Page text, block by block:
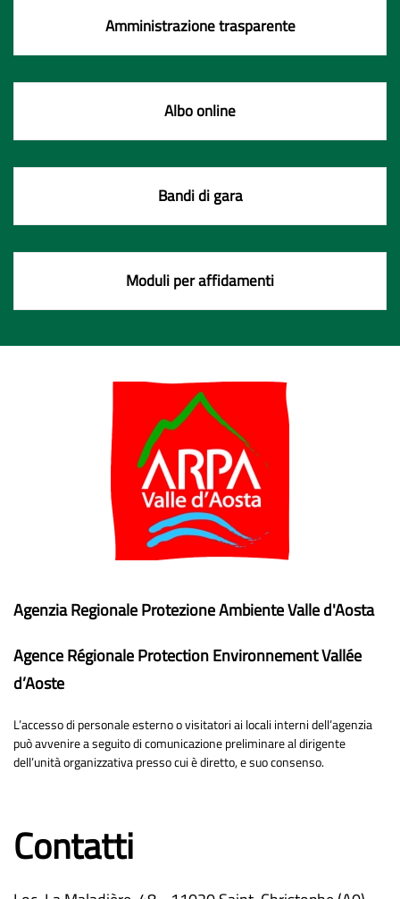
Amministrazione trasparente
Albo online
Bandi di gara
Moduli per affidamenti
Agenzia Regionale Protezione Ambiente Valle d'Aosta
Agence Régionale Protection Environnement Vallée
d’Aoste
L’accesso di personale esterno o visitatori ai locali interni dell’agenzia
può avvenire a seguito di comunicazione preliminare al dirigente
dell’unità organizzativa presso cui è diretto, e suo consenso.
Contatti